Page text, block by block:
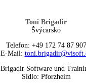
Toni Brigadir
Švýcarsko
Telefon: +49 172 74 87 907
E-Mail:
Brigadir Software und
Sídlo: Pforzheim